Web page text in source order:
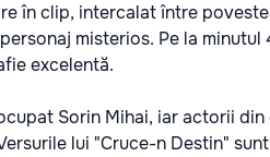
în clip, intercalat între
misterios. Pe la
excelentă.
Sorin Mihai, iar actorii
lui "Cruce-n Destin"